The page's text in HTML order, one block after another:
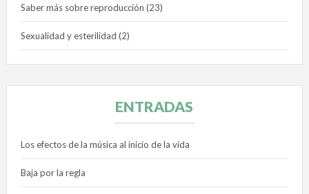
Saber más sobre reproducción (23)
Sexualidad y esterilidad (2)
ENTRADAS
Los efectos de la música al inicio de la vida
Baja por la regla